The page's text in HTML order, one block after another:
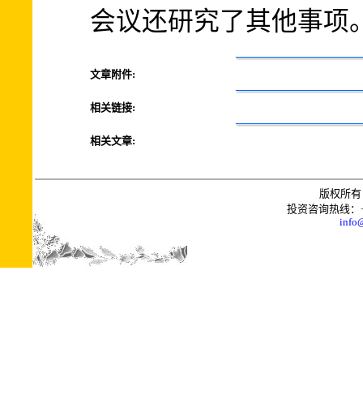
会议还研究了其他事项
文章附件:
相关链接:
相关文章:
版权所
投资咨询热线：